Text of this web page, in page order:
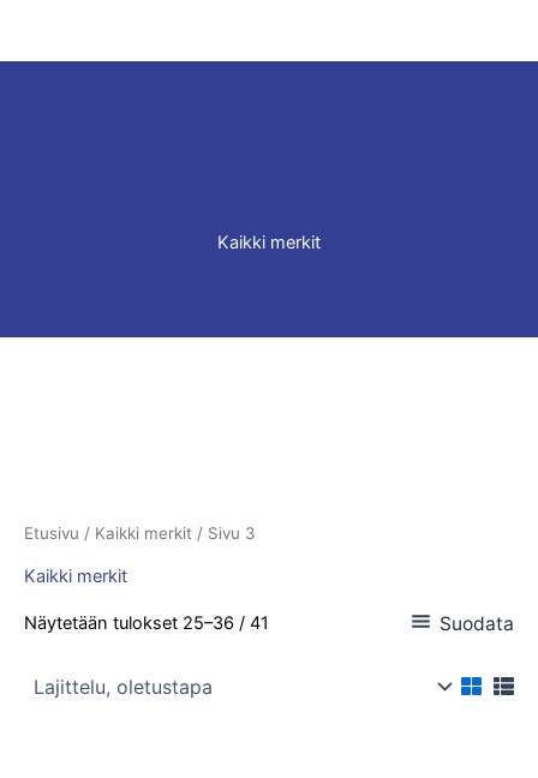
Kaikki merkit
Etusivu / Kaikki merkit / Sivu 3
Kaikki merkit
Näytetään tulokset 25–36 / 41 Suodata